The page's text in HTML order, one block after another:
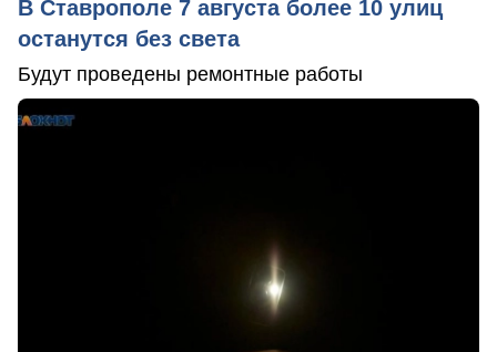
В Ставрополе 7 августа более 10 улиц
останутся без света
Будут проведены ремонтные работы